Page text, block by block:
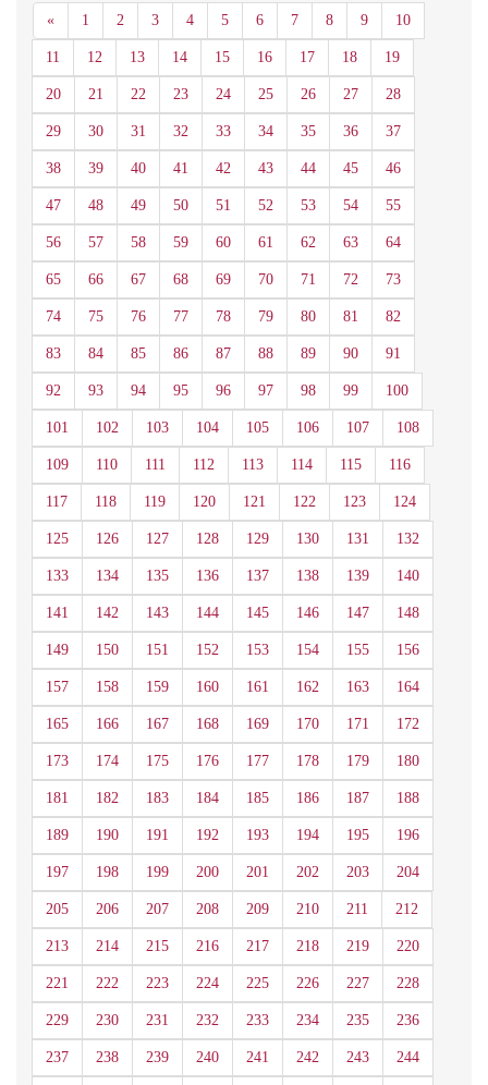
«Anterior
1 2 3 4 5 6 7 8 9 10
11 12 13 14 15 16 17 18 19
20 21 22 23 24 25 26 27 28
29 30 31 32 33 34 35 36 37
38 39 40 41 42 43 44 45 46
47 48 49 50 51 52 53 54 55
56 57 58 59 60 61 62 63 64
65 66 67 68 69 70 71 72 73
74 75 76 77 78 79 80 81 82
83 84 85 86 87 88 89 90 91
92 93 94 95 96 97 98 99 100
101 102 103 104 105 106 107 108
109 110 111 112 113 114 115 116
117 118 119 120 121 122 123 124
125 126 127 128 129 130 131 132
133 134 135 136 137 138 139 140
141 142 143 144 145 146 147 148
149 150 151 152 153 154 155 156
157 158 159 160 161 162 163 164
165 166 167 168 169 170 171 172
173 174 175 176 177 178 179 180
181 182 183 184 185 186 187 188
189 190 191 192 193 194 195 196
197 198 199 200 201 202 203 204
205 206 207 208 209 210 211 212
213 214 215 216 217 218 219 220
221 222 223 224 225 226 227 228
229 230 231 232 233 234 235 236
237 238 239 240 241 242 243 244